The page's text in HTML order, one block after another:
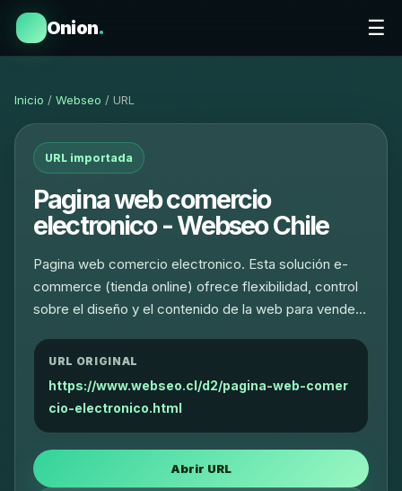
Onion. ☰
Inicio / Webseo / URL
URL importada
Pagina web comercio
electronico - Webseo Chile
Pagina web comercio electronico. Esta solución e-
commerce (tienda online) ofrece flexibilidad, control
sobre el diseño y el contenido de la web para vende…
URL ORIGINAL
https://www.webseo.cl/d2/pagina-web-comer
cio-electronico.html
Abrir URL